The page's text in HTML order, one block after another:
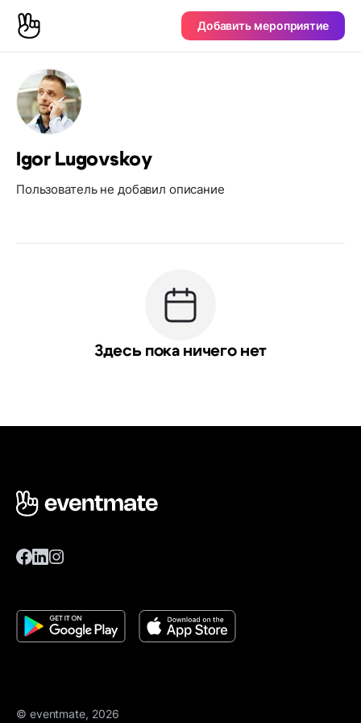
Добавить мероприятие
Igor Lugovskoy
Пользователь не добавил описание
Здесь пока ничего нет
© eventmate, 2026